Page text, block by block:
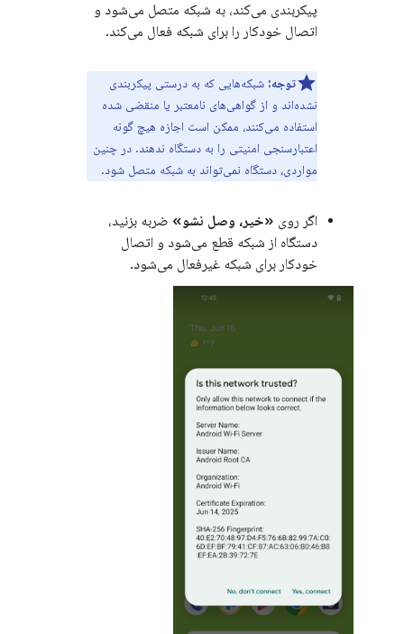
پیکربندی می‌کند، به شبکه متصل می‌شود و
اتصال خودکار را برای شبکه فعال می‌کند.
توجه: شبکه‌هایی که به درستی پیکربندی
نشده‌اند و از گواهی‌های نامعتبر یا منقضی شده
استفاده می‌کنند، ممکن است اجازه هیچ گونه
اعتبارسنجی امنیتی را به دستگاه ندهند. در چنین
مواردی، دستگاه نمی‌تواند به شبکه متصل شود.
اگر روی «خیر، وصل نشو» ضربه بزنید،
دستگاه از شبکه قطع می‌شود و اتصال
خودکار برای شبکه غیرفعال می‌شود.